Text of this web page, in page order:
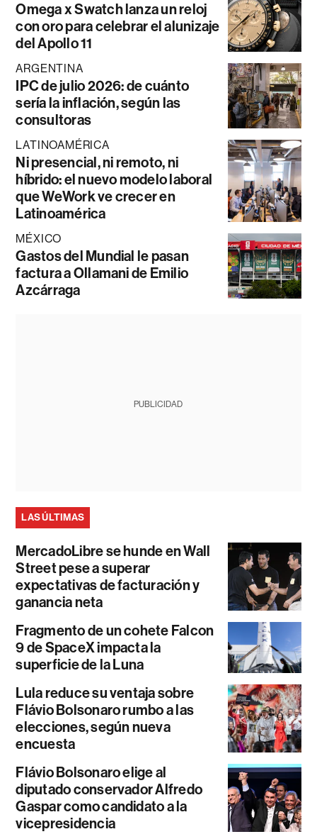
Omega x Swatch lanza un reloj
con oro para celebrar el alunizaje
del Apollo 11
ARGENTINA
IPC de julio 2026: de cuánto
sería la inflación, según las
consultoras
LATINOAMÉRICA
Ni presencial, ni remoto, ni
híbrido: el nuevo modelo laboral
que WeWork ve crecer en
Latinoamérica
MÉXICO
Gastos del Mundial le pasan
factura a Ollamani de Emilio
Azcárraga
PUBLICIDAD
LAS ÚLTIMAS
MercadoLibre se hunde en Wall
Street pese a superar
expectativas de facturación y
ganancia neta
Fragmento de un cohete Falcon
9 de SpaceX impacta la
superficie de la Luna
Lula reduce su ventaja sobre
Flávio Bolsonaro rumbo a las
elecciones, según nueva
encuesta
Flávio Bolsonaro elige al
diputado conservador Alfredo
Gaspar como candidato a la
vicepresidencia